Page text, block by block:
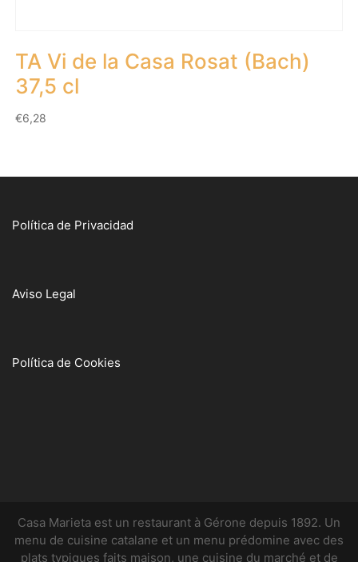
TA Vi de la Casa Rosat (Bach)
37,5 cl
€6,28
Política de Privacidad
Aviso Legal
Política de Cookies
Casa Marieta est un restaurant à Gérone depuis 1892. Un
menu de cuisine catalane et un menu prédomine avec des
plats typiques faits maison, une cuisine du marché et de